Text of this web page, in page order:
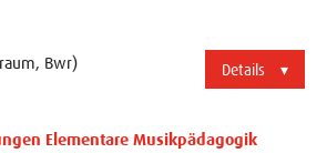
Bwr)
Details
Elementare Musikpädagogik